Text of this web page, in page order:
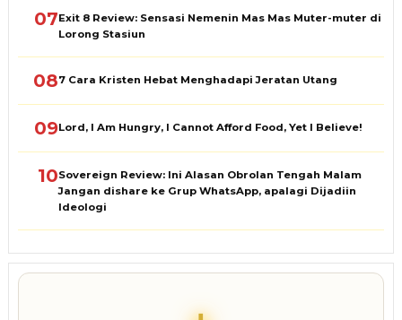
07Exit 8 Review: Sensasi Nemenin Mas Mas Muter-muter di
Lorong Stasiun
087 Cara Kristen Hebat Menghadapi Jeratan Utang
09Lord, I Am Hungry, I Cannot Afford Food, Yet I Believe!
10Sovereign Review: Ini Alasan Obrolan Tengah Malam
Jangan dishare ke Grup WhatsApp, apalagi Dijadiin
Ideologi